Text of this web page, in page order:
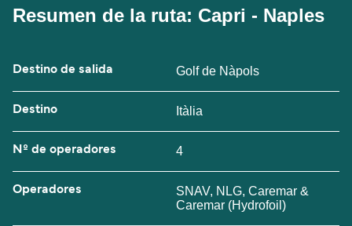
Resumen de la ruta: Capri - Naples
Destino de salida Golf de Nàpols
Destino Itàlia
Nº de operadores 4
Operadores
SNAV, NLG, Caremar &
Caremar (Hydrofoil)